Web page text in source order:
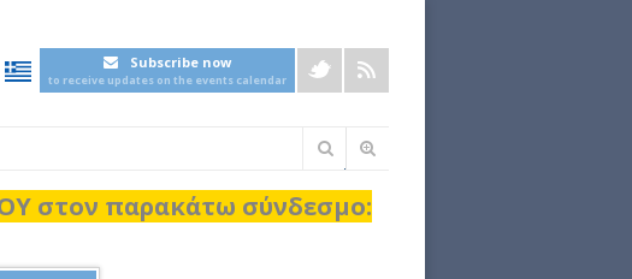
Subscribe now
to receive updates on the events calendar
Φόρμα
αναζήτησης
στον παρακάτω σύνδεσμο: